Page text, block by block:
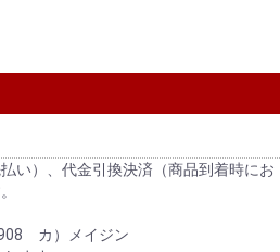
い）、代金引換決済（商品到着時にお
カ）メイジン